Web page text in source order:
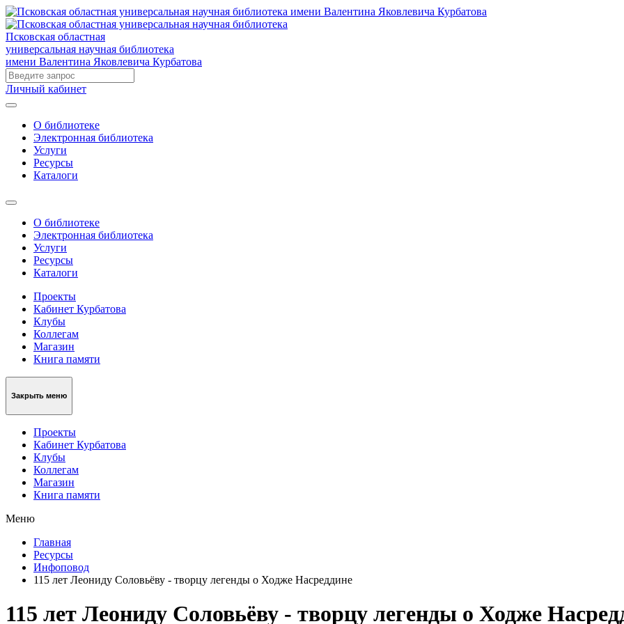
Псковская областная
универсальная научная библиотека
имени Валентина Яковлевича Курбатова
Личный кабинет
О библиотеке
Электронная библиотека
Услуги
Ресурсы
Каталоги
О библиотеке
Электронная библиотека
Услуги
Ресурсы
Каталоги
Проекты
Кабинет Курбатова
Клубы
Коллегам
Магазин
Книга памяти
Закрыть меню
Проекты
Кабинет Курбатова
Клубы
Коллегам
Магазин
Книга памяти
Меню
Главная
Ресурсы
Инфоповод
115 лет Леониду Соловьёву - творцу легенды о Ходже Насреддине
115 лет Леониду Соловьёву - творцу легенды о Ходже